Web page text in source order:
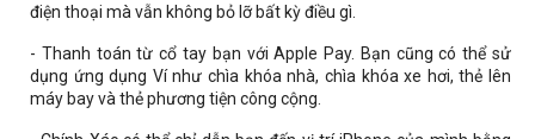
điện thoại mà vẫn không bỏ lỡ bất kỳ điều gì.
- Thanh toán từ cổ tay bạn với Apple Pay. Bạn cũng có thể sử
dụng ứng dụng Ví như chìa khóa nhà, chìa khóa xe hơi, thẻ lên
máy bay và thẻ phương tiện công cộng.